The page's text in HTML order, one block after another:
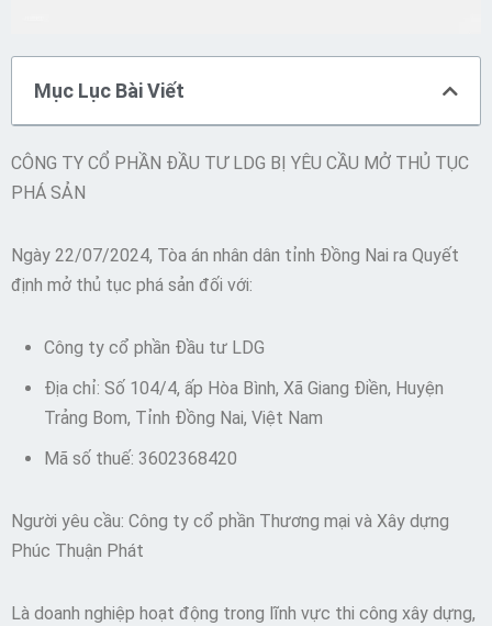
Mục Lục Bài Viết
CÔNG TY CỔ PHẦN ĐẦU TƯ LDG BỊ YÊU CẦU MỞ THỦ TỤC
PHÁ SẢN
Ngày 22/07/2024, Tòa án nhân dân tỉnh Đồng Nai ra Quyết
định mở thủ tục phá sản đối với:
Công ty cổ phần Đầu tư LDG
Địa chỉ: Số 104/4, ấp Hòa Bình, Xã Giang Điền, Huyện
Trảng Bom, Tỉnh Đồng Nai, Việt Nam
Mã số thuế: 3602368420
Người yêu cầu: Công ty cổ phần Thương mại và Xây dựng
Phúc Thuận Phát
Là doanh nghiệp hoạt động trong lĩnh vực thi công xây dựng,